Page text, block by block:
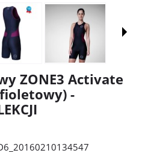
ZONE3 Activate
-